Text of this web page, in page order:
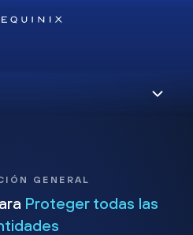
GENERAL
Proteger todas las